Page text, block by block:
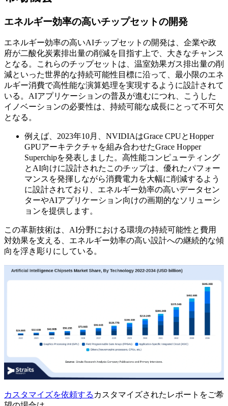
エネルギー効率の高いチップセットの開発
エネルギー効率の高いAIチップセットの開発は、企業や政
府が二酸化炭素排出量の削減を目指す上で、大きなチャンス
となる。これらのチップセットは、温室効果ガス排出量の削
減といった世界的な持続可能性目標に沿って、最小限のエネ
ルギー消費で高性能な演算処理を実現するように設計されて
いる。AIアプリケーションの普及が進むにつれ、こうした
イノベーションの必要性は、持続可能な成長にとって不可欠
となる。
例えば、2023年10月、NVIDIAはGrace CPUとHopper
GPUアーキテクチャを組み合わせたGrace Hopper
Superchipを発表しました。高性能コンピューティング
とAI向けに設計されたこのチップは、優れたパフォー
マンスを発揮しながら消費電力を大幅に削減するよう
に設計されており、エネルギー効率の高いデータセン
ターやAIアプリケーション向けの画期的なソリューシ
ョンを提供します。
この革新技術は、AI分野における環境の持続可能性と費用
対効果を支える、エネルギー効率の高い設計への継続的な傾
向を浮き彫りにしている。
カスタマイズを依頼する カスタマイズされたレポートをご希